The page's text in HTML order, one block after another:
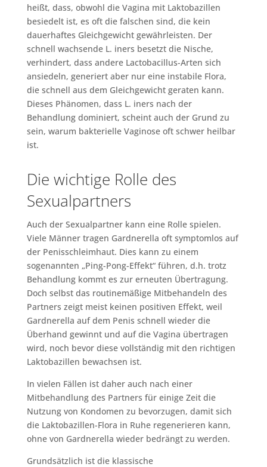
heißt, dass, obwohl die Vagina mit Laktobazillen
besiedelt ist, es oft die falschen sind, die kein
dauerhaftes Gleichgewicht gewährleisten. Der
schnell wachsende L. iners besetzt die Nische,
verhindert, dass andere Lactobacillus-Arten sich
ansiedeln, generiert aber nur eine instabile Flora,
die schnell aus dem Gleichgewicht geraten kann.
Dieses Phänomen, dass L. iners nach der
Behandlung dominiert, scheint auch der Grund zu
sein, warum bakterielle Vaginose oft schwer heilbar
ist.
Die wichtige Rolle des
Sexualpartners
Auch der Sexualpartner kann eine Rolle spielen.
Viele Männer tragen Gardnerella oft symptomlos auf
der Penisschleimhaut. Dies kann zu einem
sogenannten „Ping-Pong-Effekt“ führen, d.h. trotz
Behandlung kommt es zur erneuten Übertragung.
Doch selbst das routinemäßige Mitbehandeln des
Partners zeigt meist keinen positiven Effekt, weil
Gardnerella auf dem Penis schnell wieder die
Überhand gewinnt und auf die Vagina übertragen
wird, noch bevor diese vollständig mit den richtigen
Laktobazillen bewachsen ist.
In vielen Fällen ist daher auch nach einer
Mitbehandlung des Partners für einige Zeit die
Nutzung von Kondomen zu bevorzugen, damit sich
die Laktobazillen-Flora in Ruhe regenerieren kann,
ohne von Gardnerella wieder bedrängt zu werden.
Grundsätzlich ist die klassische